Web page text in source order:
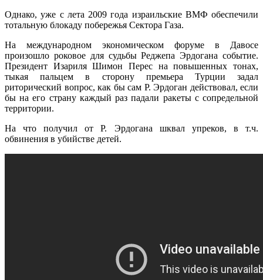
Однако, уже с лета 2009 года израильские ВМФ обеспечили
тотальную блокаду побережья Сектора Газа.
На международном экономическом форуме в Давосе
произошло роковое для судьбы Реджепа Эрдогана событие.
Президент Изариля Шимон Перес на повышенных тонах,
тыкая пальцем в сторону премьера Турции задал
риторический вопрос, как бы сам Р. Эрдоган действовал, если
бы на его страну каждый раз падали ракеты с сопредельной
территории.
На что получил от Р. Эрдогана шквал упреков, в т.ч.
обвинения в убийстве детей.